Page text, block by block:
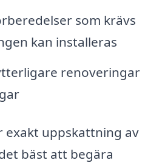
som krävs
kan installeras
renoveringar
exakt uppskattning av
bäst att begära